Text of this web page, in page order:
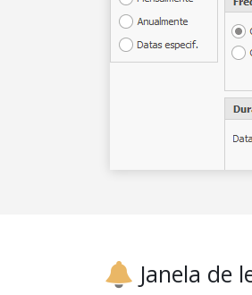
Janela de